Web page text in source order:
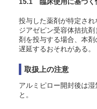
投与した薬剤が特定さ
ジアゼピン受容体拮抗
剤を投与する場合、本剤
遅延するおそれがある。
取扱上の注意
アルミピロー開封後は
と。